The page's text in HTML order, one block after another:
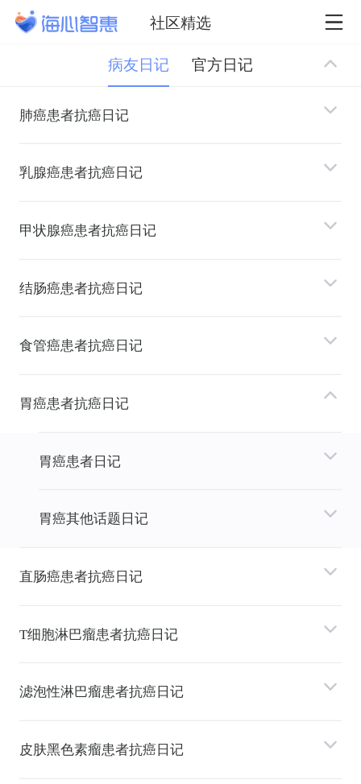
社区精选
病友日记 官方日记
肺癌患者抗癌日记
乳腺癌患者抗癌日记
甲状腺癌患者抗癌日记
结肠癌患者抗癌日记
⻝管癌患者抗癌日记
胃癌患者抗癌日记
胃癌患者日记
胃癌其他话题日记
直肠癌患者抗癌日记
T细胞淋巴瘤患者抗癌日记
滤泡性淋巴瘤患者抗癌日记
⽪肤⿊⾊素瘤患者抗癌日记